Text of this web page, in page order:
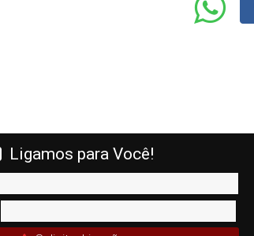
Ligamos para Você!